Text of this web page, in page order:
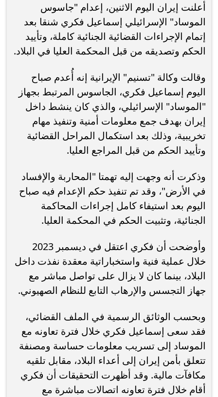
أعلنت إيران اليوم الاثنين، إعدام "جاسوس
الموساد" الإسرائيلي إسماعيل فكري شنقا بعد
إتمام الإجراءات القضائية الجنائية كاملة، وتأييد
الحكم وتصديقه من قبل المحكمة العليا في البلاد.
وقالت وكالة "تسنيم" الإيرانية إنه أُعدم صباح
اليوم إسماعيل فكري، الجاسوس المرتبط بجهاز
"الموساد" الإسرائيلي، والذي كان ينشط داخل
إيران بهدف جمع معلومات أمنية وتنفيذ مهام
تخريبية، وذلك بعد استكمال المراحل القضائية
وتأييد الحكم من قبل المراجع العليا.
وذكرت أنه وجهت إليه تهمتا "المحاربة والإفساد
في الأرض"، وقد تم تنفيذ حكم الإعدام فيه صباح
اليوم بعد استيفاء كامل إجراءات المحاكمة
الجنائية، وتثبيت الحكم في المحكمة العليا.
وأوضحت أن فكري اعتقل في ديسمبر 2023
خلال عملية فنية واستخباراتية معقدة نفذت داخل
البلاد، بينما كان لا يزال على تواصل مباشر مع
جهاز التجسس والإرهاب التابع للنظام الصهيوني.
وبحسب الوثائق الرسمية في الملف القضائي،
فقد سعى إسماعيل فكري خلال فترة تعاونه مع
الموساد إلى تسريب معلومات حساسة ومصنفة
تتعلق بأمن إيران إلى أعداء البلاد، مقابل تلقيه
مكافآت مالية. وقد أظهرت التحقيقات أن فكري
أقام خلال فترة تعاونه اتصالات مباشرة مع